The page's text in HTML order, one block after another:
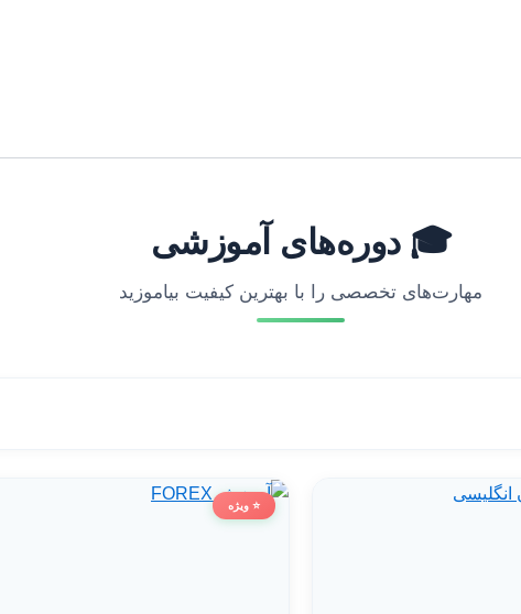
🎓 دوره‌های آموزشی
مهارت‌های تخصصی را با بهترین کیفیت بیاموزید
⭐ ویژه